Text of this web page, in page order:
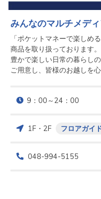
みんなのマルチメデ
「ポケットマネーで楽しめ
商品を取り扱っております。
豊かで楽しい日常の暮らし
ご用意し、皆様のお越しを
9：00～24：00
1F・2F フロアガイ
048-994-5155